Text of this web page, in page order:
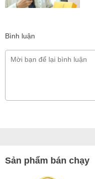
Bình luận
Sản phẩm bán chạy